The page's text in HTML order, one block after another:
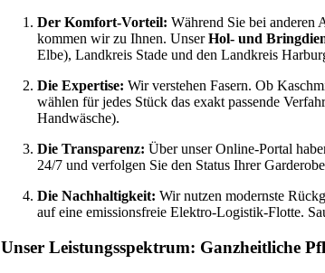
Der Komfort-Vorteil: Während Sie bei anderen
kommen wir zu Ihnen. UnserHol- und
Elbe), Landkreis Stade und den Landkreis
Die Expertise: Wir verstehen Fasern. Ob
wählen für jedes Stück das exakt passende
Handwäsche).
Die Transparenz: Über unser Online-Portal
24/7 und verfolgen Sie den Status Ihrer
Die Nachhaltigkeit: Wir nutzen modernste
auf eine emissionsfreie Elektro-Logistik-Flotte.
Unser Leistungsspektrum: Ganzheitliche